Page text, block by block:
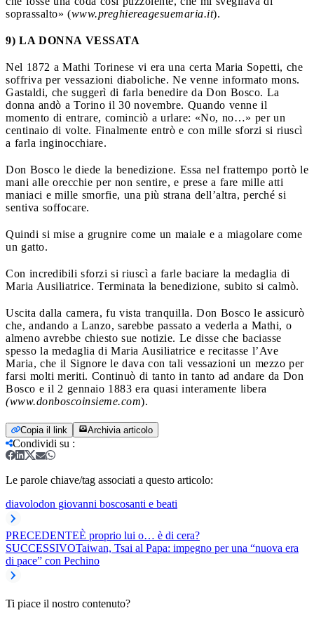
soprassalto» (www.preghiereagesuemaria.it).
9) LA DONNA VESSATA
Nel 1872 a Mathi Torinese vi era una certa Maria Sopetti, che
soffriva per vessazioni diaboliche. Ne venne informato mons.
Gastaldi, che suggerì di farla benedire da Don Bosco. La
donna andò a Torino il 30 novembre. Quando venne il
momento di entrare, cominciò a urlare: «No, no…» per un
centinaio di volte. Finalmente entrò e con mille sforzi si riuscì
a farla inginocchiare.
Don Bosco le diede la benedizione. Essa nel frattempo portò le
mani alle orecchie per non sentire, e prese a fare mille atti
maniaci e mille smorfie, una più strana dell’altra, perché si
sentiva soffocare.
Quindi si mise a grugnire come un maiale e a miagolare come
un gatto.
Con incredibili sforzi si riuscì a farle baciare la medaglia di
Maria Ausiliatrice. Terminata la benedizione, subito si calmò.
Uscita dalla camera, fu vista tranquilla. Don Bosco le assicurò
che, andando a Lanzo, sarebbe passato a vederla a Mathi, o
almeno avrebbe chiesto sue notizie. Le disse che baciasse
spesso la medaglia di Maria Ausiliatrice e recitasse l’Ave
Maria, che il Signore le dava con tali vessazioni un mezzo per
farsi molti meriti. Continuò di tanto in tanto ad andare da Don
Bosco e il 2 gennaio 1883 era quasi interamente libera
(www.donboscoinsieme.com).
Copia il link Archivia articolo
Condividi su :
Le parole chiave/tag associati a questo articolo:
diavolodon giovanni boscosanti e beati
PRECEDENTEÈ proprio lui o… è di cera?
SUCCESSIVOTaiwan, Tsai al Papa: impegno per una “nuova era
di pace” con Pechino
Ti piace il nostro contenuto?